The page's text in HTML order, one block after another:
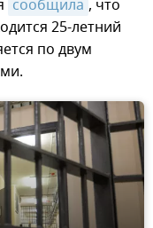
сообщила , что
25-летний
по двум